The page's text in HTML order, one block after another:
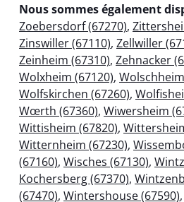
Nous sommes également
Zoebersdorf (67270),
Zinswiller (67110), Zellwiller
Zeinheim (67310), Zehnacker
Wolxheim (67120),
Wolfskirchen (67260),
Wœrth (67360), Wiwersheim
Wittisheim (67820),
Witternheim (67230),
(67160), Wisches (67130),
Kochersberg (67370),
(67470), Wintershouse (67590),